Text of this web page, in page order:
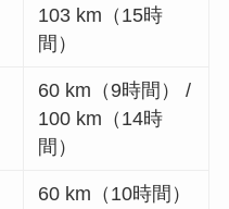
103 km（15時
間）
60 km（9時間） /
100 km（14時
間）
60 km（10時間）